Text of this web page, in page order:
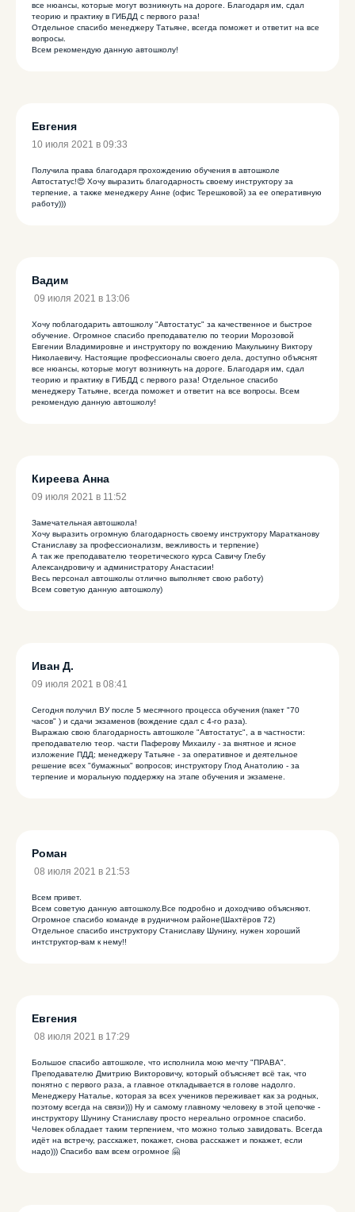
все нюансы, которые могут возникнуть на дороге. Благодаря им, сдал
теорию и практику в ГИБДД с первого раза!
Отдельное спасибо менеджеру Татьяне, всегда поможет и ответит на все
вопросы.
Всем рекомендую данную автошколу!
Евгения
10 июля 2021 в 09:33
Получила права благодаря прохождению обучения в автошколе
Автостатус!😍 Хочу выразить благодарность своему инструктору за
терпение, а также менеджеру Анне (офис Терешковой) за ее оперативную
работу)))
Вадим
09 июля 2021 в 13:06
Хочу поблагодарить автошколу "Автостатус" за качественное и быстрое
обучение. Огромное спасибо преподавателю по теории Морозовой
Евгении Владимировне и инструктору по вождению Макулькину Виктору
Николаевичу. Настоящие профессионалы своего дела, доступно объяснят
все нюансы, которые могут возникнуть на дороге. Благодаря им, сдал
теорию и практику в ГИБДД с первого раза! Отдельное спасибо
менеджеру Татьяне, всегда поможет и ответит на все вопросы. Всем
рекомендую данную автошколу!
Киреева Анна
09 июля 2021 в 11:52
Замечательная автошкола!
Хочу выразить огромную благодарность своему инструктору Маратканову
Станиславу за профессионализм, вежливость и терпение)
А так же преподавателю теоретического курса Савичу Глебу
Александровичу и администратору Анастасии!
Весь персонал автошколы отлично выполняет свою работу)
Всем советую данную автошколу)
Иван Д.
09 июля 2021 в 08:41
Сегодня получил ВУ после 5 месячного процесса обучения (пакет "70
часов" ) и сдачи экзаменов (вождение сдал с 4-го раза).
Выражаю свою благодарность автошколе "Автостатус", а в частности:
преподавателю теор. части Паферову Михаилу - за внятное и ясное
изложение ПДД; менеджеру Татьяне - за оперативное и деятельное
решение всех "бумажных" вопросов; инструктору Глод Анатолию - за
терпение и моральную поддержку на этапе обучения и экзамене.
Роман
08 июля 2021 в 21:53
Всем привет.
Всем советую данную автошколу.Все подробно и доходчиво объясняют.
Огромное спасибо команде в рудничном районе(Шахтёров 72)
Отдельное спасибо инструктору Станиславу Шунину, нужен хороший
интструктор-вам к нему!!
Евгения
08 июля 2021 в 17:29
Большое спасибо автошколе, что исполнила мою мечту "ПРАВА".
Преподавателю Дмитрию Викторовичу, который объясняет всё так, что
понятно с первого раза, а главное откладывается в голове надолго.
Менеджеру Наталье, которая за всех учеников переживает как за родных,
поэтому всегда на связи))) Ну и самому главному человеку в этой цепочке -
инструктору Шунину Станиславу просто нереально огромное спасибо.
Человек обладает таким терпением, что можно только завидовать. Всегда
идёт на встречу, расскажет, покажет, снова расскажет и покажет, если
надо))) Спасибо вам всем огромное 🤗